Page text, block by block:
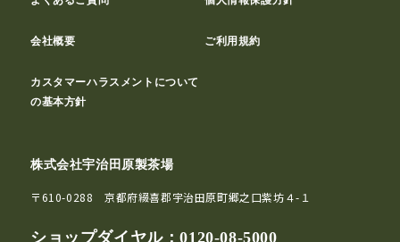
会社概要 ご利用規約
カスタマーハラスメントについて
の基本方針
株式会社宇治田原製茶場
〒610-0288 京都府綴喜郡宇治田原町郷之口紫坊４-１
ショップダイヤル：0120-08-5000